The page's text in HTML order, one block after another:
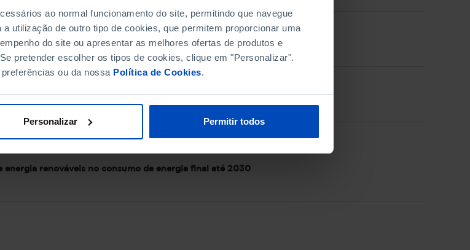
ao normal funcionamento do site, permitindo que navegue
utilização de outro tipo de cookies, que permitem proporcionar uma
do site ou apresentar as melhores ofertas de produtos e
pretender escolher os tipos de cookies, clique em "Personalizar".
ou da nossa Política de Cookies.
Personalizar Permitir todos
de energia final (%)
energia renováveis no consumo de energia final até 2030